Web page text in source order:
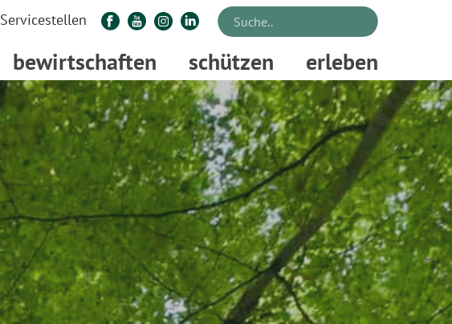
Servicestellen
bewirtschaften schützen erleben